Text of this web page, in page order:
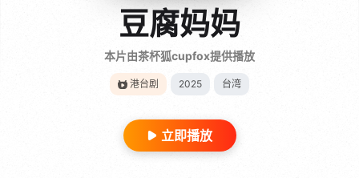
豆腐妈妈
本片由茶杯狐cupfox提供播放
港台剧 2025 台湾
立即播放